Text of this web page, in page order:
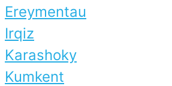
Ereymentau
Irqiz
Karashoky
Kumkent